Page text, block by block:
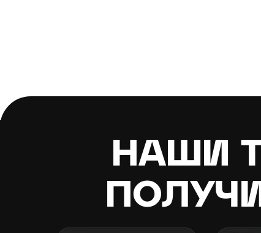
НАШИ